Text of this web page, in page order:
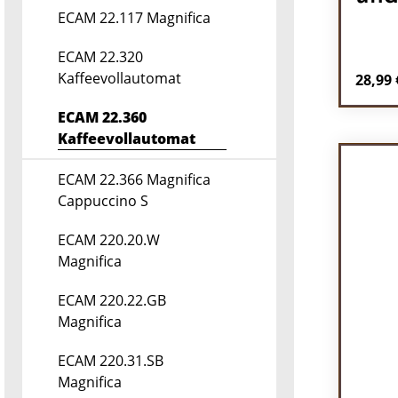
ECAM 22.117 Magnifica
ECAM 22.320
Kaffeevollautomat
ECAM 22.360
Kaffeevollautomat
ECAM 22.366 Magnifica
Cappuccino S
ECAM 220.20.W
Magnifica
ECAM 220.22.GB
Magnifica
ECAM 220.31.SB
Magnifica
28,99